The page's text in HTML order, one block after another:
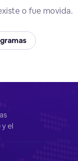
o fue movida.
el